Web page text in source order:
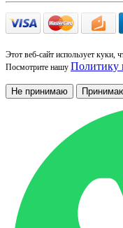
Этот веб-сайт использует куки,
Посмотрите нашу Политику
Не принимаю